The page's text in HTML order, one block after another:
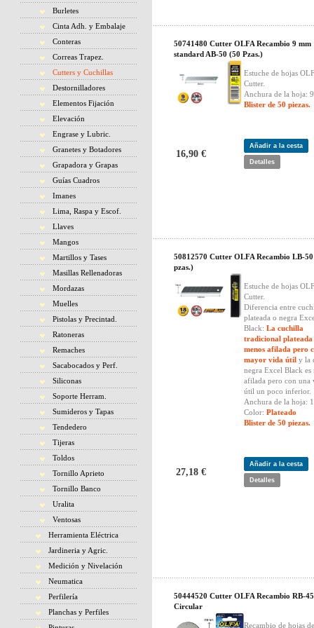
Burletes
Cinta Adh. y Embalaje
Conteras
Correas Trapez.
Cutters y Cuchillas
Destornilladores
Elementos Fijación
Elevación
Engrase y Lubric.
Granetes y Botadores
Grapadora y Grapas
Guías Cuadros
Imanes
Lima, Raspa y Escof.
Llaves
Mangos
Martillos y Tases
Masillas Rellenadoras
Mordazas
Muelles
Pistolas y Precintad.
Ratoneras
Remaches
Sacabocados y Perf.
Siliconas
Soporte Herram.
Sumideros y Tapas
Tendedero
Tijeras
Toldos
Tornillo Aprieto
Tornillo Banco
Uralita
Ventosas
Herramienta Eléctrica
Jardineria y Agric.
Medición y Nivelación
Neumatica
Perfilería
Planchas y Perfiles
50741480 Cutter OLFA Recambio 9 mm
standard AB-50 (50 Pzas.)
Estuche de hojas
Cutter.
Anchura de la hoja:
Blister de 50 piezas.
16,90 €
Añadir a la cesta
Detalles
50812570 Cutter OLFA Recambio LB-
pzas.)
Estuche de hojas
Cutter.
Diferencia entre
plateada o negra
Black: La cuchilla
tradicional plateada
menos afilada pero
mayor vida útil y la
negra Excel Black es
afilada pero con una
útil un poco inferior.
Anchura de la hoja:
Color: Plateado
Blister de 50 piezas.
27,18 €
Añadir a la cesta
Detalles
50444520 Cutter OLFA Recambio RB-
Circular
Recambio de hojas